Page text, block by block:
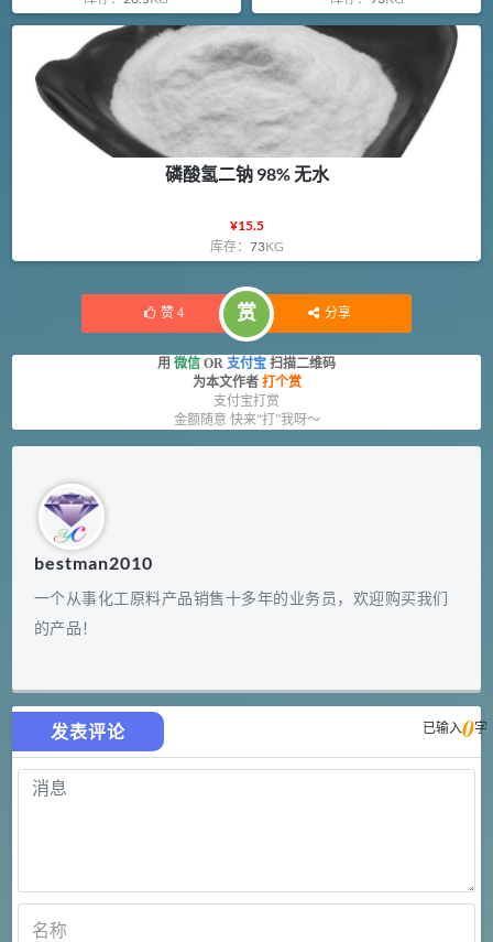
磷酸氢二钠 98% 无水
¥15.5
库存： 73KG
赞 4 赏 分享
用 微信 OR 支付宝 扫描二维码
为本文作者 打个赏
支付宝打赏
金额随意 快来“打”我呀～
bestman2010
一个从事化工原料产品销售十多年的业务员，欢迎购买我们
的产品！
发表评论 已输入0字